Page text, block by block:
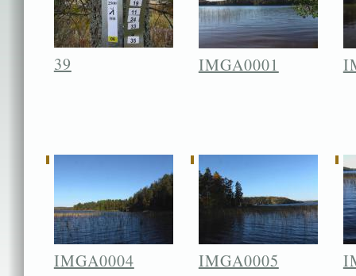
39 IMGA0001
IMGA0004 IMGA0005